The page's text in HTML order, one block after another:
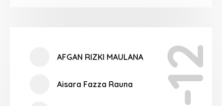
AFGAN RIZKI MAULANA
Aisara Fazza Rauna